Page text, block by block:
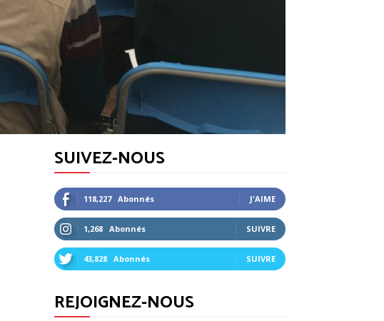
SUIVEZ-NOUS
118,227 Abonnés J'AIME
1,268 Abonnés SUIVRE
43,828 Abonnés SUIVRE
REJOIGNEZ-NOUS